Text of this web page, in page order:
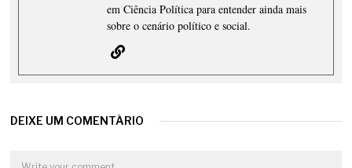
em Ciência Política para entender ainda mais
sobre o cenário político e social.
DEIXE UM COMENTÁRIO